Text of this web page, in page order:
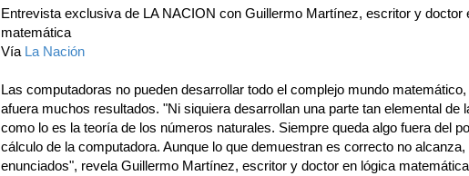
Entrevista exclusiva de LA NACION con Guillermo Martínez, escritor y doctor
matemática
Vía La Nación
Las computadoras no pueden desarrollar todo el complejo mundo matemático,
afuera muchos resultados. "Ni siquiera desarrollan una parte tan elemental de
como lo es la teoría de los números naturales. Siempre queda algo fuera del
cálculo de la computadora. Aunque lo que demuestran es correcto no alcanza,
enunciados", revela Guillermo Martínez, escritor y doctor en lógica